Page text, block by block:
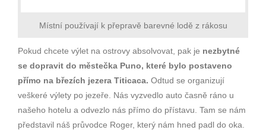
Místní používají k přepravě barevné lodě z rákosu
Pokud chcete výlet na ostrovy absolvovat, pak je nezbytné
se dopravit do městečka Puno, které bylo postaveno
přímo na březích jezera Titicaca. Odtud se organizují
veškeré výlety po jezeře. Nás vyzvedlo auto časně ráno u
našeho hotelu a odvezlo nás přímo do přístavu. Tam se nám
představil náš průvodce Roger, který nám hned padl do oka.